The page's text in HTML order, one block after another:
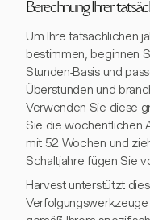
Berechnung Ihrer
Um Ihre tatsächlichen
bestimmen, beginnen
Stunden-Basis und
Überstunden und
Verwenden Sie diese
Sie die wöchentlichen
mit 52 Wochen und
Schaltjahre fügen Sie
Harvest unterstützt